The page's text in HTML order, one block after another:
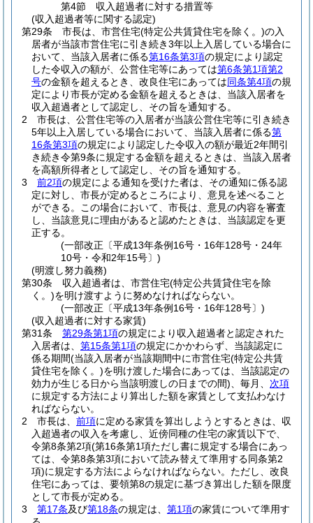
第4節
収入超過者に対する措置等
(収入超過者等に関する認定)
第29条
市長は、市営住宅(特定公共賃貸住宅を除く。)の入
居者が当該市営住宅に引き続き3年以上入居している場合に
おいて、当該入居者に係る第16条第3項の規定により認定
した令収入の額が、公営住宅等にあっては第6条第1項第2
号の金額を超えるとき、改良住宅にあっては同条第4項の規
定により市長が定める金額を超えるときは、当該入居者を
収入超過者として認定し、その旨を通知する。
2
市長は、公営住宅等の入居者が当該公営住宅等に引き続き
5年以上入居している場合において、当該入居者に係る第
16条第3項の規定により認定した令収入の額が最近2年間引
き続き令第9条に規定する金額を超えるときは、当該入居者
を高額所得者として認定し、その旨を通知する。
3
前2項の規定による通知を受けた者は、その通知に係る認
定に対し、市長が定めるところにより、意見を述べること
ができる。
この場合において、市長は、意見の内容を審査
し、当該意見に理由があると認めたときは、当該認定を更
正する。
(一部改正〔平成13年条例16号・16年128号・24年
10号・令和2年15号〕)
(明渡し努力義務)
第30条
収入超過者は、市営住宅(特定公共賃貸住宅を除
く。)を明け渡すように努めなければならない。
(一部改正〔平成13年条例16号・16年128号〕)
(収入超過者に対する家賃)
第31条
第29条第1項の規定により収入超過者と認定された
入居者は、 第15条第1項の規定にかかわらず、当該認定に
係る期間(当該入居者が当該期間中に市営住宅(特定公共賃
貸住宅を除く。)を明け渡した場合にあっては、当該認定の
効力が生じる日から当該明渡しの日までの間) 、毎月、 次項
に規定する方法により算出した額を家賃として支払わなけ
ればならない。
2
市長は、 前項に定める家賃を算出しようとするときは、収
入超過者の収入を考慮し、近傍同種の住宅の家賃以下で、
令第8条第2項(第16条第1項ただし書に規定する場合にあっ
ては、令第8条第3項において読み替えて準用する同条第2
項)に規定する方法によらなければならない。 ただし、改良
住宅にあっては、要領第8の規定に基づき算出した額を限度
として市長が定める。
3
第17条及び第18条の規定は、 第1項の家賃について準用す